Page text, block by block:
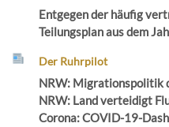
Entgegen der häufig
Teilungsplan aus dem
Der Ruhrpilot
NRW: Migrationspolitik
NRW: Land verteidigt
Corona: COVID-19-